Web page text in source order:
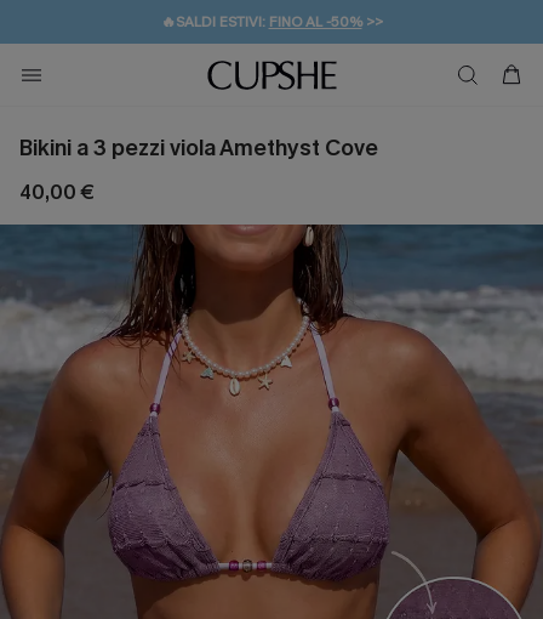
🔥SALDI ESTIVI: FINO AL -50%>>
🚚SPEDIZIONE GRATUITA DA 49€
💌REGALO PER I NUOVI: 20% DI SCONTO*
Bikini a 3 pezzi viola Amethyst Cove
40,00 €